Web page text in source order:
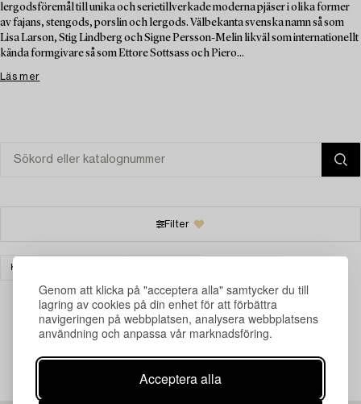
Genom att klicka på "acceptera alla" samtycker du till
lagring av cookies på din enhet för att förbättra
navigeringen på webbplatsen, analysera webbplatsens
användning och anpassa vår marknadsföring.
Acceptera alla
lergodsföremål till unika och serietillverkade moderna pjäser i olika former
av fajans, stengods, porslin och lergods. Välbekanta svenska namn så som
Lisa Larson, Stig Lindberg och Signe Persson-Melin likväl som internationellt
kända formgivare så som Ettore Sottsass och Piero...
Läs mer
Filter
KERAMIK & PORSLIN
Din sökning gav ingen träff just nu.